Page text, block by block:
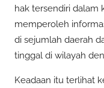
hak tersendiri dalam
memperoleh
di sejumlah daerah
tinggal di wilayah
Keadaan itu terlihat